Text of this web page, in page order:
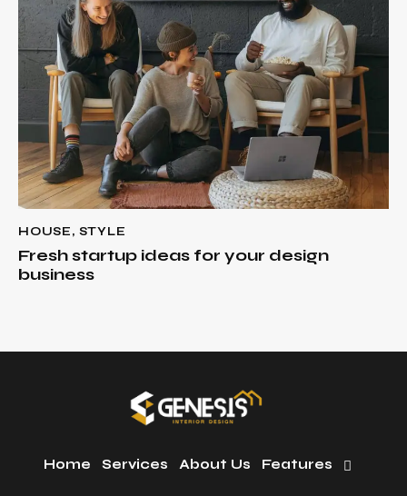
HOUSE, STYLE
Fresh startup ideas for your design
business
Home Services About Us Features